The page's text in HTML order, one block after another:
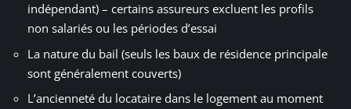
indépendant) – certains assureurs excluent les profils
non salariés ou les périodes d’essai
La nature du bail (seuls les baux de résidence principale
sont généralement couverts)
L’ancienneté du locataire dans le logement au moment